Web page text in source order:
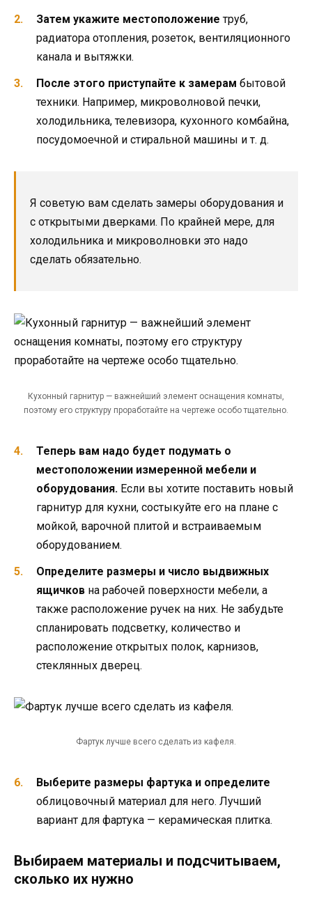
Затем укажите местоположение труб,
радиатора отопления, розеток, вентиляционного
канала и вытяжки.
После этого приступайте к замерам бытовой
техники. Например, микроволновой печки,
холодильника, телевизора, кухонного комбайна,
посудомоечной и стиральной машины и т. д.
Я советую вам сделать замеры оборудования и
с открытыми дверками. По крайней мере, для
холодильника и микроволновки это надо
сделать обязательно.
Кухонный гарнитур — важнейший элемент оснащения комнаты,
поэтому его структуру проработайте на чертеже особо тщательно.
Теперь вам надо будет подумать о
местоположении измеренной мебели и
оборудования. Если вы хотите поставить новый
гарнитур для кухни, состыкуйте его на плане с
мойкой, варочной плитой и встраиваемым
оборудованием.
Определите размеры и число выдвижных
ящичков на рабочей поверхности мебели, а
также расположение ручек на них. Не забудьте
спланировать подсветку, количество и
расположение открытых полок, карнизов,
стеклянных дверец.
Фартук лучше всего сделать из кафеля.
Выберите размеры фартука и определите
облицовочный материал для него. Лучший
вариант для фартука — керамическая плитка.
Выбираем материалы и подсчитываем,
сколько их нужно